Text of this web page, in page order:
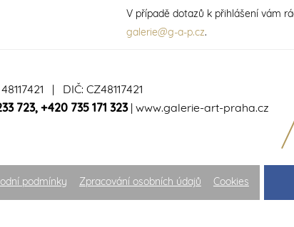
V případě dotazů k přihlášení vám
galerie@g-a-p.cz.
| DIČ: CZ48117421
723, +420 735 171 323| www.galerie-art-praha.cz
podmínky Zpracování osobních údajů Cookies